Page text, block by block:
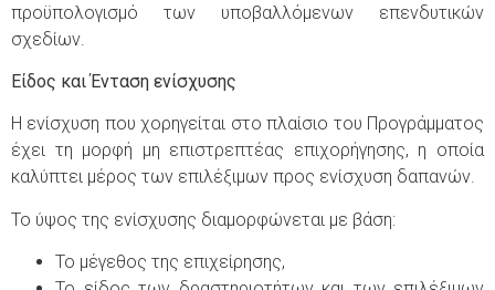
προϋπολογισμό των υποβαλλόμενων επενδυτικών
σχεδίων.
Είδος και Ένταση ενίσχυσης
Η ενίσχυση που χορηγείται στο πλαίσιο του Προγράμματος
έχει τη μορφή μη επιστρεπτέας επιχορήγησης, η οποία
καλύπτει μέρος των επιλέξιμων προς ενίσχυση δαπανών.
Το ύψος της ενίσχυσης διαμορφώνεται με βάση:
Το μέγεθος της επιχείρησης,